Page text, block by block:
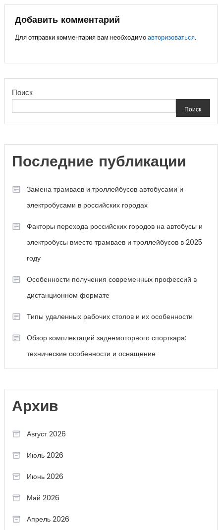
записям
Добавить комментарий
Для отправки комментария вам необходимоавторизоваться.
Поиск
Поиск
Последние публикации
Замена трамваев и троллейбусов автобусами и
электробусами в российских городах
Факторы перехода российских городов на автобусы и
электробусы вместо трамваев и троллейбусов в 2025
году
Особенности получения современных профессий в
дистанционном формате
Типы удаленных рабочих столов и их особенности
Обзор комплектаций заднемоторного спорткара:
технические особенности и оснащение
Архив
Август 2026
Июль 2026
Июнь 2026
Май 2026
Апрель 2026